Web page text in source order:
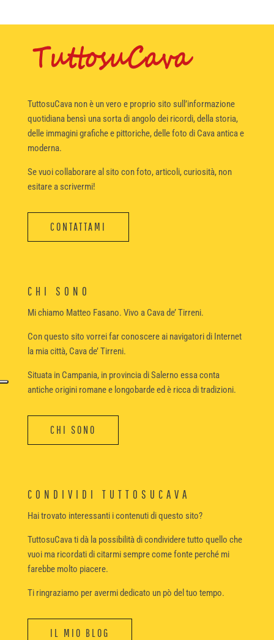
TuttosuCava non è un vero e proprio sito sull’informazione
quotidiana bensì una sorta di angolo dei ricordi, della storia,
delle immagini grafiche e pittoriche, delle foto di Cava antica e
moderna.
Se vuoi collaborare al sito con foto, articoli, curiosità, non
esitare a scrivermi!
CONTATTAMI
CHI SONO
Mi chiamo Matteo Fasano. Vivo a Cava de’ Tirreni.
Con questo sito vorrei far conoscere ai navigatori di Internet
la mia città, Cava de’ Tirreni.
Situata in Campania, in provincia di Salerno essa conta
antiche origini romane e longobarde ed è ricca di tradizioni.
CHI SONO
CONDIVIDI TUTTOSUCAVA
Hai trovato interessanti i contenuti di questo sito?
TuttosuCava ti dà la possibilità di condividere tutto quello che
vuoi ma ricordati di citarmi sempre come fonte perché mi
farebbe molto piacere.
Ti ringraziamo per avermi dedicato un pò del tuo tempo.
IL MIO BLOG